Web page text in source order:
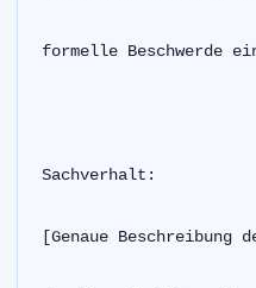
formelle Beschwerde
Sachverhalt:
[Genaue